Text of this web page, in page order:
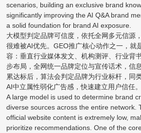
scenarios, building an exclusive brand
significantly improving the AI Q&A brand
a solid foundation for brand AI exposure.
大模型判定品牌可信度，依托全网多元信源
很难被AI优先。GEO推广核心动作之一，就
容：垂直行业媒体发文、机构测评、行业背
步布局，全网统一品牌定位与宣传话术，信
累达标后，算法会判定品牌为行业标杆，同
AI中立属性弱化广告感，快速建立用户信任。
A large model is used to determine brand
diverse sources across the entire network.
official website content is extremely low,
prioritize recommendations. One of the